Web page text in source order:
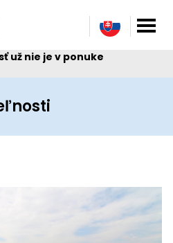
už nie je v ponuke